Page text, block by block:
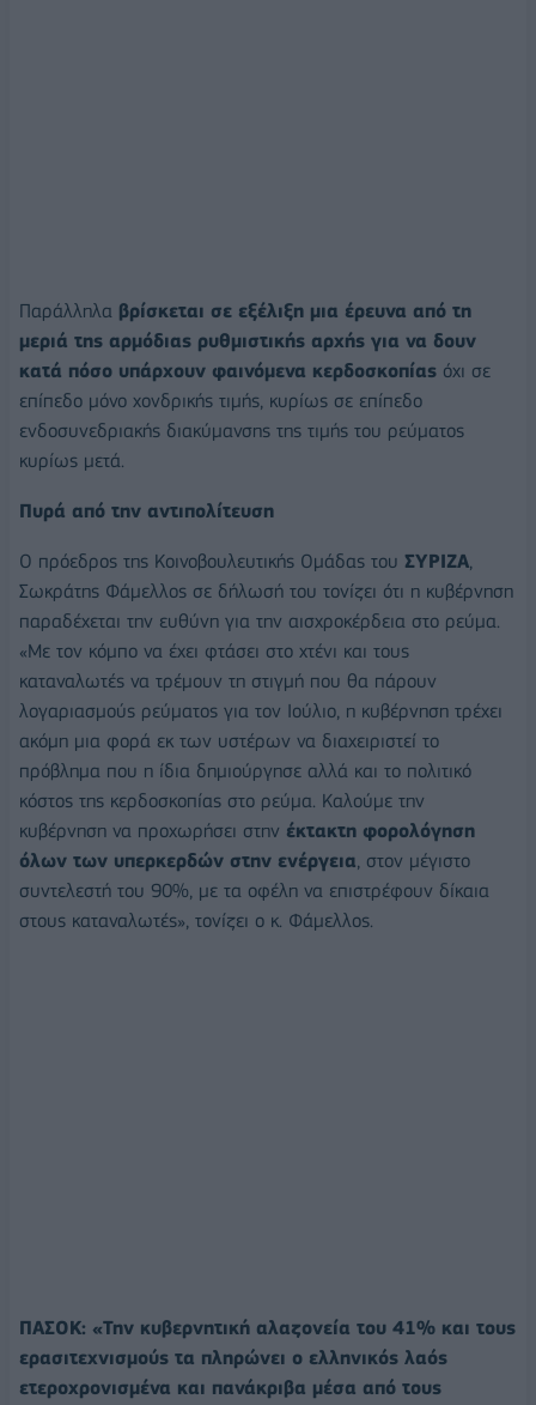
Παράλληλα βρίσκεται σε εξέλιξη μια έρευνα από τη
μεριά της αρμόδιας ρυθμιστικής αρχής για να δουν
κατά πόσο υπάρχουν φαινόμενα κερδοσκοπίας όχι σε
επίπεδο μόνο χονδρικής τιμής, κυρίως σε επίπεδο
ενδοσυνεδριακής διακύμανσης της τιμής του ρεύματος
κυρίως μετά.
Πυρά από την αντιπολίτευση
O πρόεδρος της Κοινοβουλευτικής Ομάδας του ΣΥΡΙΖΑ
Σωκράτης Φάμελλος σε δήλωσή του τονίζει ότι η κυβέρνηση
παραδέχεται την ευθύνη για την αισχροκέρδεια στο ρεύμα.
«Με τον κόμπο να έχει φτάσει στο χτένι και τους
καταναλωτές να τρέμουν τη στιγμή που θα πάρουν
λογαριασμούς ρεύματος για τον Ιούλιο, η κυβέρνηση τρέχει
ακόμη μια φορά εκ των υστέρων να διαχειριστεί το
πρόβλημα που η ίδια δημιούργησε αλλά και το πολιτικό
κόστος της κερδοσκοπίας στο ρεύμα. Καλούμε την
κυβέρνηση να προχωρήσει στην έκτακτη φορολόγηση
όλων των υπερκερδών στην ενέργεια , στον μέγιστο
συντελεστή του 90%, με τα οφέλη να επιστρέφουν δίκαια
στους καταναλωτές», τονίζει ο κ. Φάμελλος.
ΠΑΣΟΚ: «Την κυβερνητική αλαζονεία του 41% και τους
ερασιτεχνισμούς τα πληρώνει ο ελληνικός λαός
ετεροχρονισμένα και πανάκριβα μέσα από τους